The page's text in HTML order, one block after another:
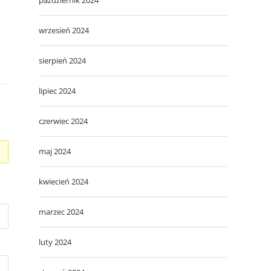
wrzesień 2024
sierpień 2024
lipiec 2024
czerwiec 2024
maj 2024
kwiecień 2024
marzec 2024
luty 2024